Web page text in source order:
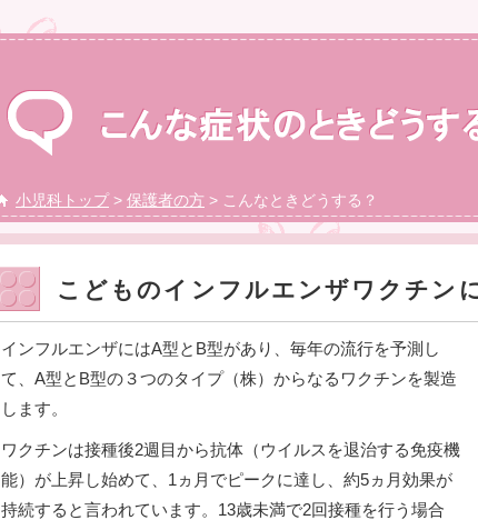
小児科トップ> 保護者の方 > こんなときどうする？
こどものインフルエンザワクチン
インフルエンザにはA型とB型があり、毎年の流行を予測し
て、A型とB型の３つのタイプ（株）からなるワクチンを製造
します。
ワクチンは接種後2週目から抗体（ウイルスを退治する免疫機
能）が上昇し始めて、1ヵ月でピークに達し、約5ヵ月効果が
持続すると言われています。13歳未満で2回接種を行う場合